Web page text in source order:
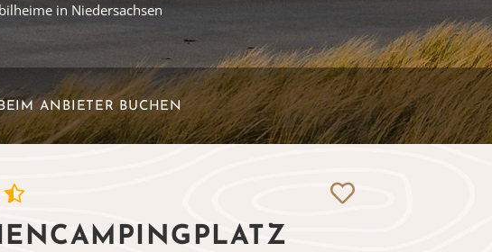
in Niedersachsen
ANBIETER BUCHEN